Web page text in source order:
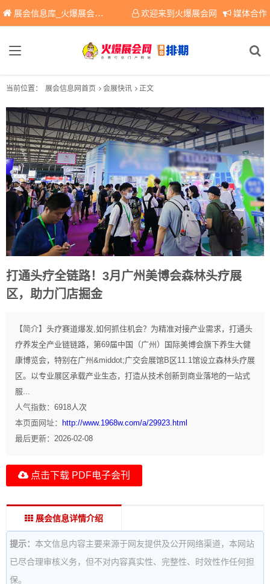
展会信息库_火爆展会网免费展会信息查询平台，提供专业会展服务！ 欢迎来到火爆展会网 媒体合作
当前位置： 展会信息网首页 会展快讯 正文
打通头疗全链路！3月广州美博会森林头疗展
区，助力门店掘金
【简介】 头疗赛道爆发,如何抓住机会？为精准对接产业需求，打通头
疗养发全产业链链路，第69届中国（广州）国际美博会旗下养生大健
康博览会，特别在广州&middot;广交会展馆B区11.1馆设立森林头疗展
区。以专业展区承载产业生态，打造从技术创新到商业落地的一站式
服...
人气指数： 6918人次
本页面网址：
http://www.1968w.com/a/29923.html
最后更新： 2026-02-08
点击下载 PDF电子会刊
展会信息详情介绍
提示： 本文信息内容主要来源于网友提供及公开网络渠道，本网站
已尽合理审核义务，但不对内容真实性、完整性、时效性作任何担
保。